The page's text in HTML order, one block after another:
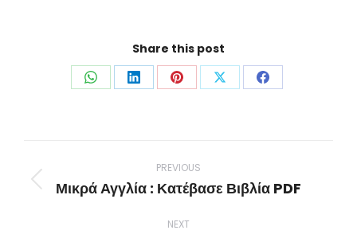
Share this post
Share Share Share Share Share
navigation
PREVIOUS
Previous
Μικρά Αγγλία : Κατέβασε Βιβλία PDF
NEXT